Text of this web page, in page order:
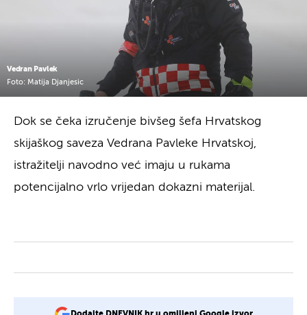
Vedran Pavlek
Foto: Matija Djanjesic
Dok se čeka izručenje bivšeg šefa Hrvatskog
skijaškog saveza Vedrana Pavleke Hrvatskoj,
istražitelji navodno već imaju u rukama
potencijalno vrlo vrijedan dokazni materijal.